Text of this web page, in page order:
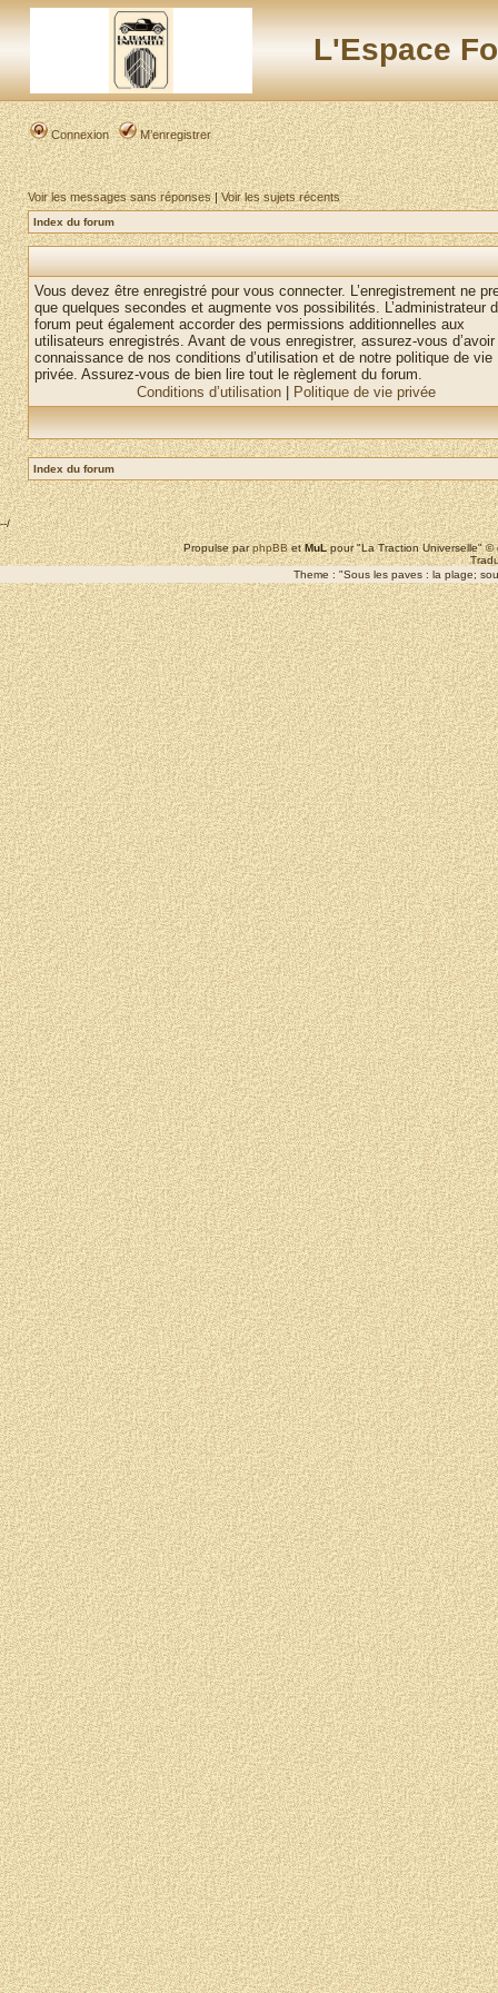
L'Espace
Connexion M’enregistrer
Voir les messages sans réponses|Voir les sujets récents
Index du forum
Vous devez être enregistré pour vous connecter. L’enregistrement ne
que quelques secondes et augmente vos possibilités. L’administrateur
forum peut également accorder des permissions additionnelles aux
utilisateurs enregistrés. Avant de vous enregistrer, assurez-vous
connaissance de nos conditions d’utilisation et de notre politique de vie
privée. Assurez-vous de bien lire tout le règlement du forum.
Conditions d’utilisation
Politique de vie privée
Index du forum
--/
Propulse parphpBBetMuLpour "La Traction Universelle"
Theme : "Sous les paves : la plage;